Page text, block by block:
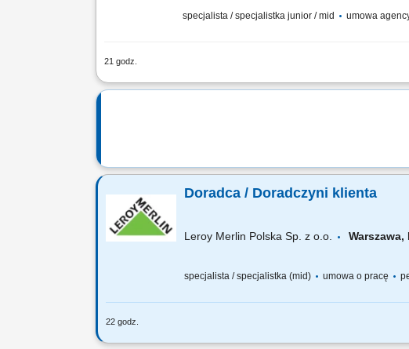
specjalista / specjalistka junior / mid umowa
21 godz.
Budowanie i pozyskiwanie własnego portfela
Doradca / Doradczyni klienta
Leroy Merlin Polska Sp. z o.o.
specjalista / specjalistka (mid) umowa o pracę
22 godz.
Co będziesz robić? Twój start z Buddym: przez